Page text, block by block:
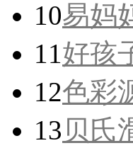
10易妈
11好孩
12色彩
13 贝氏